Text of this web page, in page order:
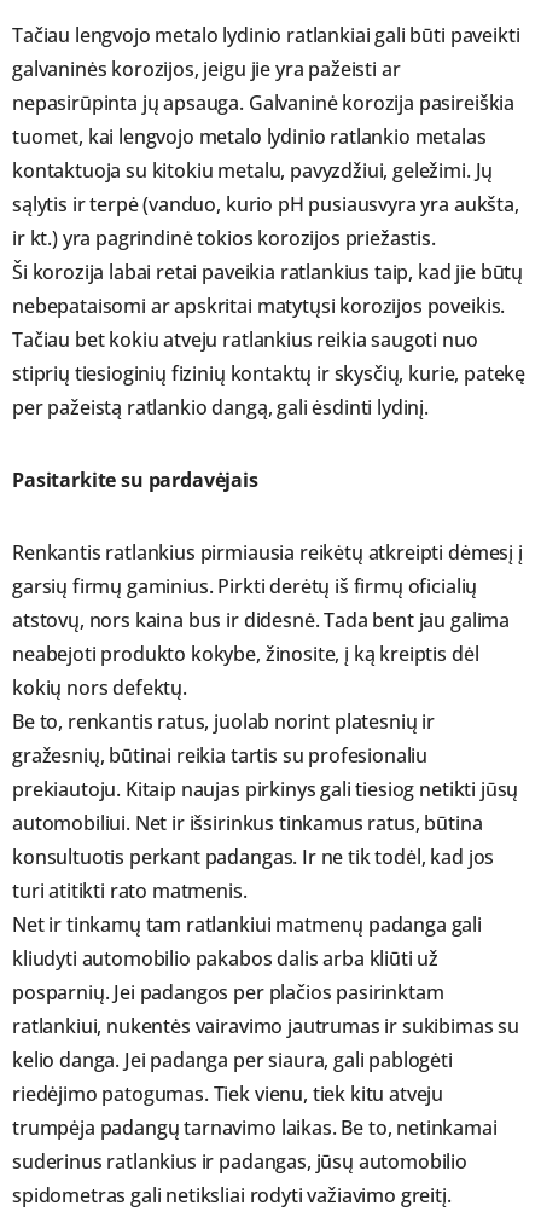
Tačiau lengvojo metalo lydinio ratlankiai gali būti paveikti
galvaninės korozijos, jeigu jie yra pažeisti ar
nepasirūpinta jų apsauga. Galvaninė korozija pasireiškia
tuomet, kai lengvojo metalo lydinio ratlankio metalas
kontaktuoja su kitokiu metalu, pavyzdžiui, geležimi. Jų
sąlytis ir terpė (vanduo, kurio pH pusiausvyra yra aukšta,
ir kt.) yra pagrindinė tokios korozijos priežastis.
Ši korozija labai retai paveikia ratlankius taip, kad jie būtų
nebepataisomi ar apskritai matytųsi korozijos poveikis.
Tačiau bet kokiu atveju ratlankius reikia saugoti nuo
stiprių tiesioginių fizinių kontaktų ir skysčių, kurie, patekę
per pažeistą ratlankio dangą, gali ėsdinti lydinį.
Pasitarkite su pardavėjais
Renkantis ratlankius pirmiausia reikėtų atkreipti dėmesį į
garsių firmų gaminius. Pirkti derėtų iš firmų oficialių
atstovų, nors kaina bus ir didesnė. Tada bent jau galima
neabejoti produkto kokybe, žinosite, į ką kreiptis dėl
kokių nors defektų.
Be to, renkantis ratus, juolab norint platesnių ir
gražesnių, būtinai reikia tartis su profesionaliu
prekiautoju. Kitaip naujas pirkinys gali tiesiog netikti jūsų
automobiliui. Net ir išsirinkus tinkamus ratus, būtina
konsultuotis perkant padangas. Ir ne tik todėl, kad jos
turi atitikti rato matmenis.
Net ir tinkamų tam ratlankiui matmenų padanga gali
kliudyti automobilio pakabos dalis arba kliūti už
posparnių. Jei padangos per plačios pasirinktam
ratlankiui, nukentės vairavimo jautrumas ir sukibimas su
kelio danga. Jei padanga per siaura, gali pablogėti
riedėjimo patogumas. Tiek vienu, tiek kitu atveju
trumpėja padangų tarnavimo laikas. Be to, netinkamai
suderinus ratlankius ir padangas, jūsų automobilio
spidometras gali netiksliai rodyti važiavimo greitį.